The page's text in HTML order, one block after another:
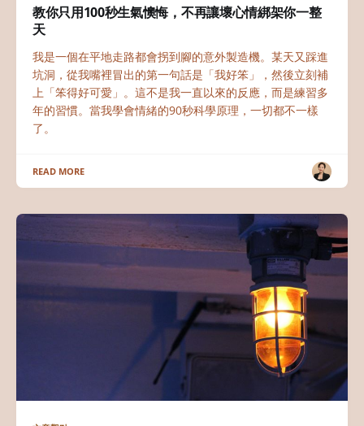
教你只用100秒生氣懊悔，不再讓壞心情綁架你一整
天
我是一個在平地走路都會拐到腳的意外製造機。某天又踩進
坑洞，從我嘴裡冒出的第一句話是「我好笨」，然後立刻補
上「笨得好可愛」。這不是我一直以來的反應，而是練習多
年的習慣。當我學會情緒的90秒科學原理，一切都不一樣
了。
READ MORE